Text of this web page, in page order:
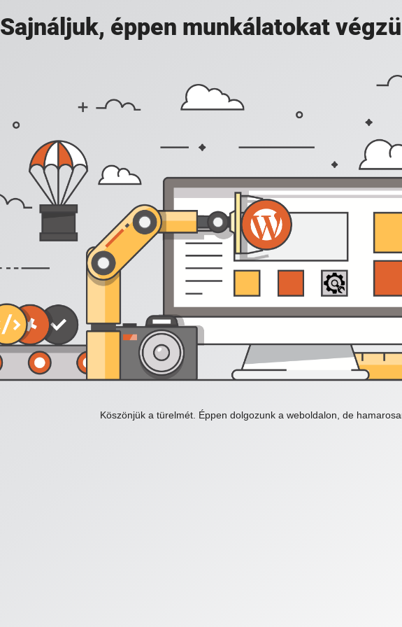
Sajnáljuk, éppen munkálatokat
Köszönjük a türelmét. Éppen dolgozunk a weboldalon, de